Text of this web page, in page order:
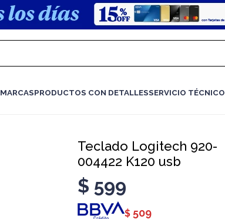
MARCASPRODUCTOS CON DETALLESSERVICIO TÉCNICO
Teclado Logitech 920-
004422 K120 usb
$ 599
$ 509